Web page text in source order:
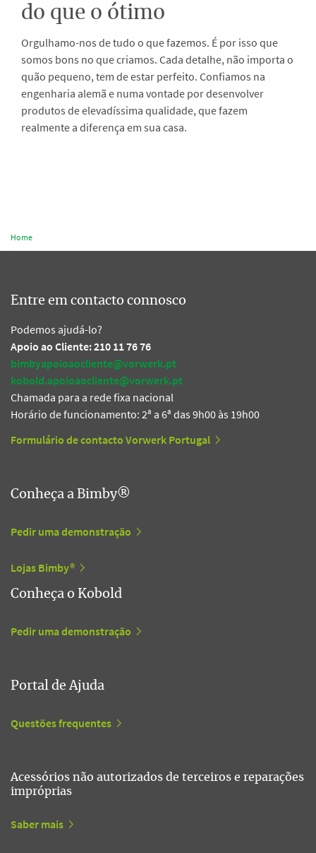
do que o ótimo
Orgulhamo-nos de tudo o que fazemos. É por isso que
somos bons no que criamos. Cada detalhe, não importa o
quão pequeno, tem de estar perfeito. Confiamos na
engenharia alemã e numa vontade por desenvolver
produtos de elevadíssima qualidade, que fazem
realmente a diferença em sua casa.
Home
Entre em contacto connosco
Podemos ajudá-lo?
Apoio ao Cliente: 210 11 76 76
bimbyapoioaocliente@vorwerk.pt
kobold.apoioaocliente@vorwerk.pt
Chamada para a rede fixa nacional
Horário de funcionamento: 2ª a 6ª das 9h00 às 19h00
Formulário de contacto Vorwerk Portugal
Conheça a Bimby®
Pedir uma demonstração
Lojas Bimby®
Conheça o Kobold
Pedir uma demonstração
Portal de Ajuda
Questões frequentes
Acessórios não autorizados de terceiros e reparações
impróprias
Saber mais